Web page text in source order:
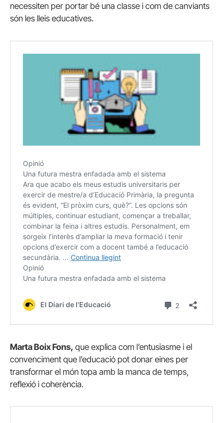
necessiten per portar bé una classe i com de canviants
són les lleis educatives.
Marta Boix Fons, que explica com l’entusiasme i el
convenciment que l’educació pot donar eines per
transformar el món topa amb la manca de temps,
reflexió i coherència.